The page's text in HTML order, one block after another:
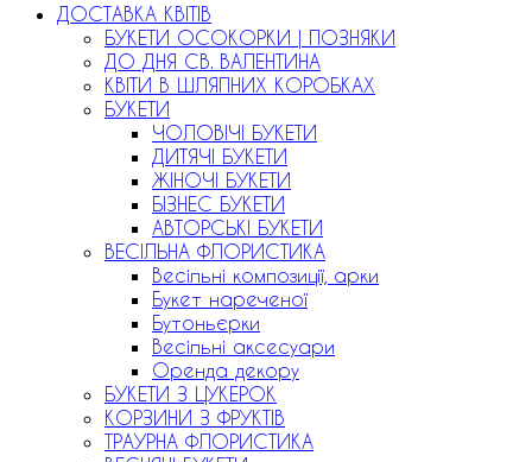
ДОСТАВКА КВІТІВ
БУКЕТИ ОСОКОРКИ | ПОЗНЯКИ
ДО ДНЯ СВ. ВАЛЕНТИНА
КВІТИ В ШЛЯПНИХ КОРОБКАХ
БУКЕТИ
ЧОЛОВІЧІ БУКЕТИ
ДИТЯЧІ БУКЕТИ
ЖІНОЧІ БУКЕТИ
БІЗНЕС БУКЕТИ
АВТОРСЬКІ БУКЕТИ
ВЕСІЛЬНА ФЛОРИСТИКА
Весільні композиції, арки
Букет нареченої
Бутоньєрки
Весільні аксесуари
Оренда декору
БУКЕТИ З ЦУКЕРОК
КОРЗИНИ З ФРУКТІВ
ТРАУРНА ФЛОРИСТИКА